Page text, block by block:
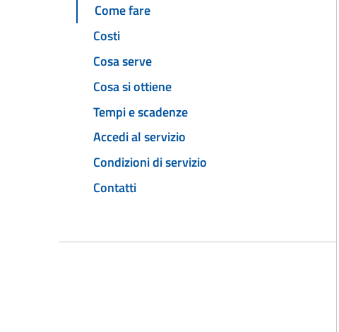
Come fare
Costi
Cosa serve
Cosa si ottiene
Tempi e scadenze
Accedi al servizio
Condizioni di servizio
Contatti